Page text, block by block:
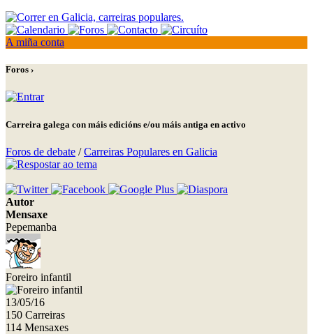
A miña conta
Foros ›
Carreira galega con máis edicións e/ou máis antiga en activo
Foros de debate /Carreiras Populares en Galicia
Autor
Mensaxe
Pepemanba
Foreiro infantil
13/05/16
150 Carreiras
114 Mensaxes